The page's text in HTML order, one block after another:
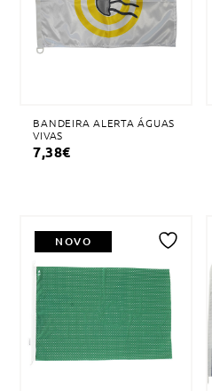
desejos
BANDEIRA ALERTA ÁGUAS
VIVAS
7,38€
NOVO
à
lista
de
desejos